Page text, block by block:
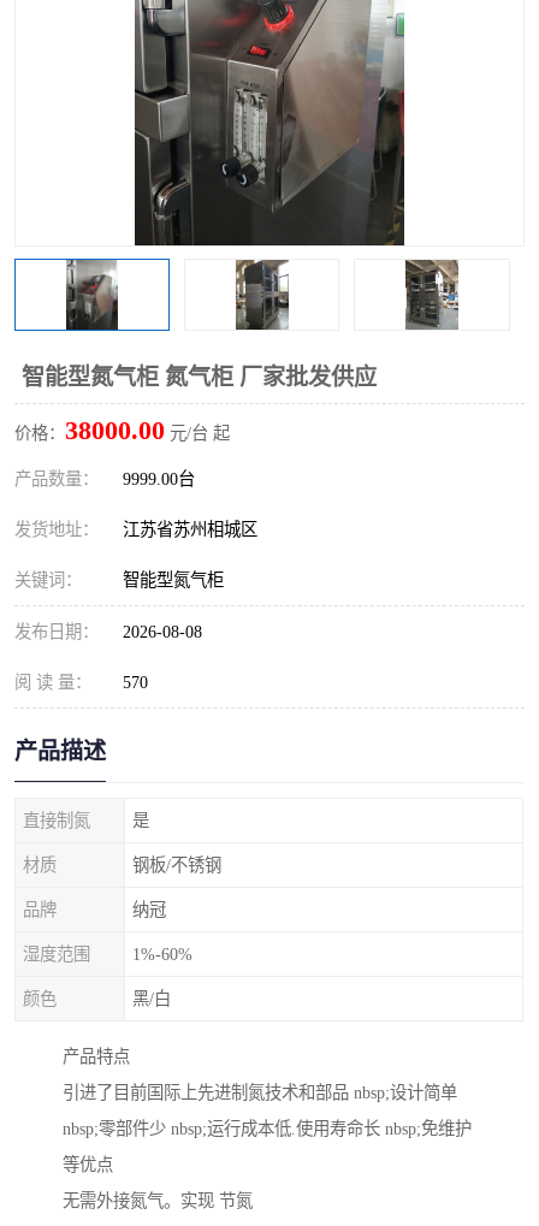
智能型氮气柜 氮气柜 厂家批发供应
价格： 38000.00 元/台 起
产品数量： 9999.00台
发货地址： 江苏省苏州相城区
关键词： 智能型氮气柜
发布日期： 2026-08-08
阅 读 量： 570
产品描述
直接制氮 是
材质 钢板/不锈钢
品牌 纳冠
湿度范围 1%-60%
颜色 黑/白
产品特点
引进了目前国际上先进制氮技术和部品 nbsp;设计简单
nbsp;零部件少 nbsp;运行成本低.使用寿命长 nbsp;免维护
等优点
无需外接氮气。实现 节氮